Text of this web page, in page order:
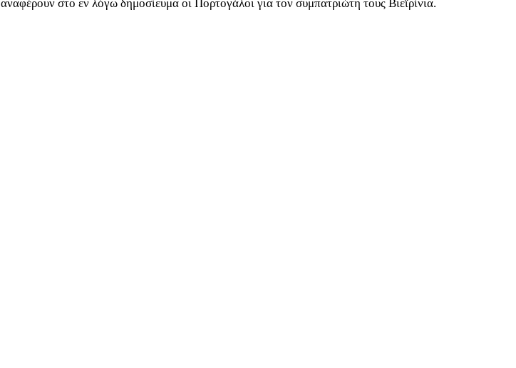
αναφέρουν στο εν λόγω δημοσίευμα οι Πορτογάλοι για τον συμπατριώτη τους Βιεϊρίνια.